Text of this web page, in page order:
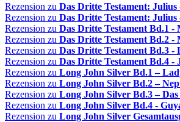
Rezension zu Das Dritte Testament: Julius
Rezension zu Das Dritte Testament: Julius
Rezension zu Das Dritte Testament Bd.1 -
Rezension zu Das Dritte Testament Bd.2 -
Rezension zu Das Dritte Testament Bd.3 -
Rezension zu Das Dritte Testament Bd.4 -
Rezension zu Long John Silver Bd.1 –
Rezension zu Long John Silver Bd.2 –
Rezension zu Long John Silver Bd.3 –
Rezension zu Long John Silver Bd.4 -
Rezension zu Long John Silver